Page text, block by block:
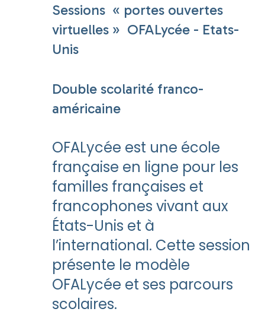
Sessions « portes ouvertes
virtuelles » OFALycée - Etats-
Unis
Double scolarité franco-
américaine
OFALycée est une école
française en ligne pour les
familles françaises et
francophones vivant aux
États-Unis et à
l’international. Cette session
présente le modèle
OFALycée et ses parcours
scolaires.